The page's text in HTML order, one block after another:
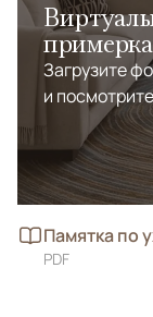
Загрузите
и
Памятка по
PDF